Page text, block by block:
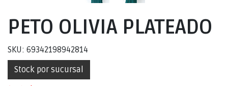
PETO OLIVIA PLATEADO
SKU: 69342198942814
Stock por sucursal